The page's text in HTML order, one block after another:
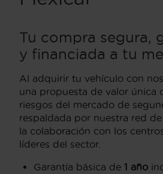
Tu compra segura,
y financiada a tu
Al adquirir tu vehículo con
una propuesta de valor única
riesgos del mercado de
respaldada por nuestra red
la colaboración con los
líderes del sector.
Garantía básica de 1 año